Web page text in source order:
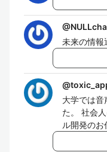
@
未来の情報
@
大学では音
た。 社会
ル開発のお